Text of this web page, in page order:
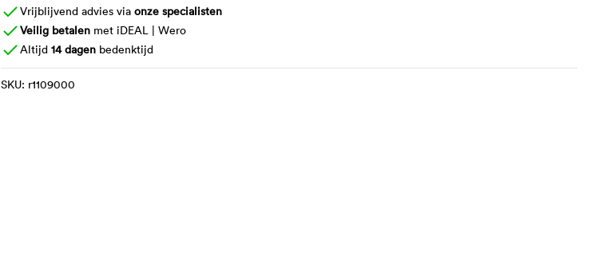
Vrijblijvend advies via onze specialisten
Veilig betalenmet iDEAL | Wero
Altijd 14 dagenbedenktijd
SKU: r1109000